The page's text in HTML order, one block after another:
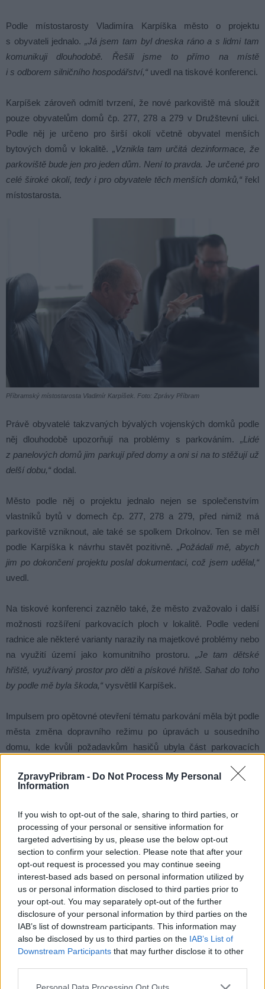
ZpravyPribram - Do Not Process My Personal
Information
If you wish to opt-out of the sale, sharing to third parties, or
processing of your personal or sensitive information for
targeted advertising by us, please use the below opt-out
section to confirm your selection. Please note that after your
opt-out request is processed you may continue seeing
interest-based ads based on personal information utilized by
us or personal information disclosed to third parties prior to
your opt-out. You may separately opt-out of the further
disclosure of your personal information by third parties on the
IAB’s list of downstream participants. This information may
also be disclosed by us to third parties on the IAB’s List of
Downstream Participants that may further disclose it to other
Personal Data Processing Opt Outs
Podle místostarosty Vladimíra Karpíška město o projektu
s obyvateli jednalo. „Já jsem tam byl dneska ráno a s lidmi tam
komunikuji dlouhodobě. Řešili jsme to přímo na místě
i s odborem silničního hospodářství,“ uvedl na tiskové konferenci.
Karpíšek zároveň odmítl tvrzení, že nové parkoviště má sloužit
pouze obyvatelům domů čp. 277, 278 a 279 v Družštevní ulici.
Podle něj je určeno pro širší okolí včetně obyvatel menších
bytových domů v lokalitě. „Vznikla tam určitá dezinformace, že
parkoviště bude jen pro jeden dům. Není to pravda. Je určené pro
celé široké okolí, tedy i pro obyvatele těch menších domků,“ řekl
místostarosta.
Příbramský místostarosta Vladimír Karpíšek. Foto: Zprávy Příbram
Právě obyvatelé takzvaných bývalých vojenských domků podle
něj dlouhodobě upozorňují na problémy s parkováním. „Lidé
z panelových domů jim parkují před domy a oni si na to stěžují už
delší dobu,“ dodal.
Město podle něj o projektu jednalo nejen se společenstvím
vlastníků bytů v domech čp. 277, 278 a 279, před nimiž má
parkoviště vzniknout, ale také se spolkem Drkolnov. Ten se měl
podle Karpíška k návrhu stavět pozitivně. „Požádali mě, abych
jim po dokončení projektu poslal dokumentaci, což jsem udělal,“
uvedl.
Na tiskové konferenci zaznělo také, že město zvažovalo i další
možnosti rozšíření parkovacích ploch v lokalitě. Podle vedení
radnice ale některé varianty narazily na majetkové problémy nebo
na využití území jako komunitního prostoru. „Je tam dětské
hřiště, využívaný prostor pro děti a pískové hřiště. Sahat do toho
by podle mě byla škoda,“ vysvětlil Karpíšek.
Impulsem pro opětovné otevření tématu parkování měla být podle
města změna dopravního režimu po úpravách u sousedního
domu, kde kvůli požadavkům hasičů ubyla část parkovacích
dlouhodobého nedostatku parkovacích míst, jiní naopak
upozorňují na dopady na okolí a nesouhlasí s umístěním nové
plochy.
Komentáře
TAGY debata Družstevní ulice parkoviště petice
Příbram